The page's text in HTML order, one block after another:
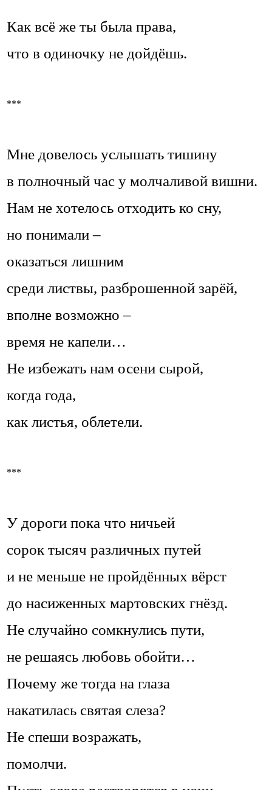
Как всё же ты была права,
что в одиночку не дойдёшь.
***
Мне довелось услышать тишину
в полночный час у молчаливой вишни.
Нам не хотелось отходить ко сну,
но понимали –
оказаться лишним
среди листвы, разброшенной зарёй,
вполне возможно –
время не капели…
Не избежать нам осени сырой,
когда года,
как листья, облетели.
***
У дороги пока что ничьей
сорок тысяч различных путей
и не меньше не пройдённых вёрст
до насиженных мартовских гнёзд.
Не случайно сомкнулись пути,
не решаясь любовь обойти…
Почему же тогда на глаза
накатилась святая слеза?
Не спеши возражать,
помолчи.